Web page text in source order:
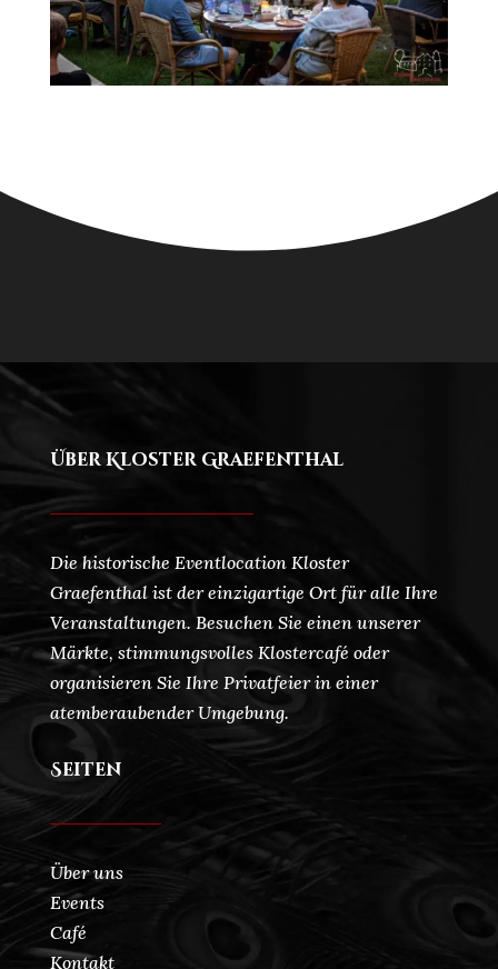
Über Kloster Graefenthal
Die historische Eventlocation Kloster
Graefenthal ist der einzigartige Ort für alle Ihre
Veranstaltungen. Besuchen Sie einen unserer
Märkte, stimmungsvolles Klostercafé oder
organisieren Sie Ihre Privatfeier in einer
atemberaubender Umgebung.
Seiten
Über uns
Events
Café
Kontakt